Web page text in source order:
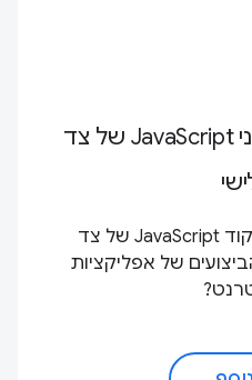
טעינה יעילה של נתוני JavaScript של צד
איך אפשר לטעון יעיל קוד JavaScript של צד
של אפליקציות